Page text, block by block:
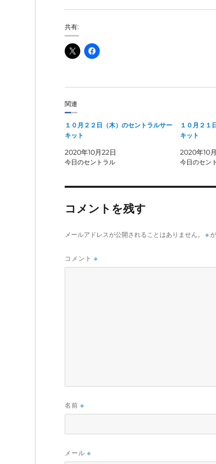
共有:
関連
１０月２２日（木）のセントラルサー
キット
2020年10月22日
今日のセントラル
１０月２１
キット
2020年10
今日のセン
コメントを残す
メールアドレスが公開されることはありません。 ※
コメント ※
名前 ※
メール ※